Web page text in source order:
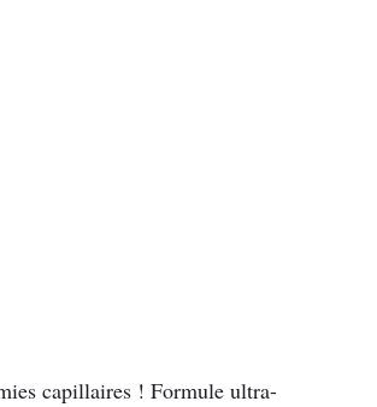
capillaires ! Formule ultra-